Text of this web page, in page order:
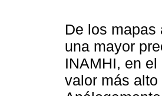
De los mapas
una mayor
INAMHI, en el
valor más